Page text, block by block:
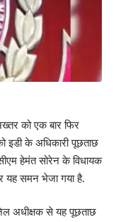
को एक बार फिर
इडी के अधिकारी पूछताछ
हेमंत सोरेन के विधायक
यह समन भेजा गया है.
अधीक्षक से यह पूछताछ